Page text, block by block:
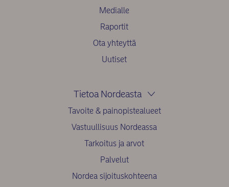
Medialle
Raportit
Ota yhteyttä
Uutiset
Tietoa Nordeasta
Tavoite & painopistealueet
Vastuullisuus Nordeassa
Tarkoitus ja arvot
Palvelut
Nordea sijoituskohteena